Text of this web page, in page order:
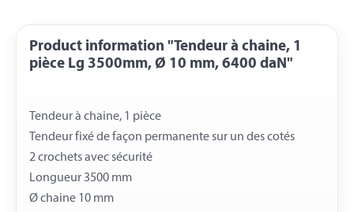
Product information "Tendeur à chaine, 1
pièce Lg 3500mm, Ø 10 mm, 6400 daN"
Tendeur à chaine, 1 pièce
Tendeur fixé de façon permanente sur un des cotés
2 crochets avec sécurité
Longueur 3500 mm
Ø chaine 10 mm